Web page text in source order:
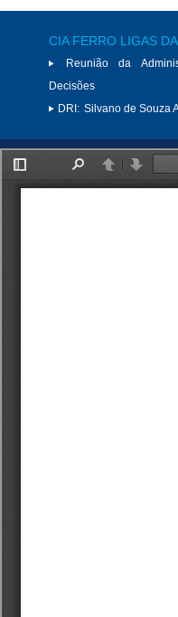
CIA FERRO LIGAS
Reunião da
Decisões
DRI: Silvano de Souza